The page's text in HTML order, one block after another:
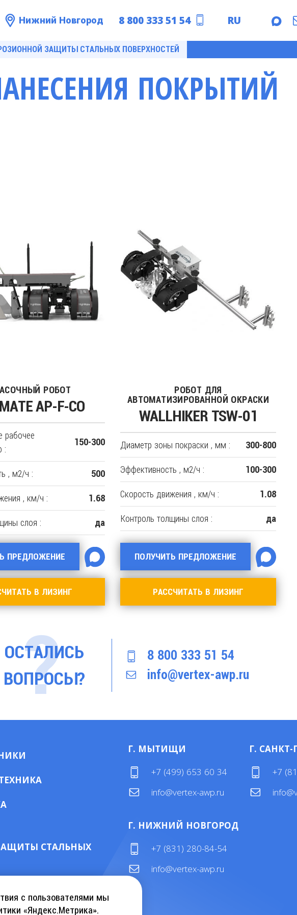
Нижний Новгород 8 800 333 51 54
RU
EN
ЗАЩИТЫ СТАЛЬНЫХ ПОВЕРХНОСТЕЙ
ПОКРЫТИЙ
РОБОТ
AP-F-CO
рабочее
:
150-300
, м2/ч : 500
, км/ч : 1.68
слоя : да
ПРЕДЛОЖЕНИЕ
В ЛИЗИНГ
РОБОТ ДЛЯ
АВТОМАТИЗИРОВАННОЙ ОКРАСКИ
WALLHIKER TSW-01
Диаметр зоны покраски , мм : 300-800
Эффективность , м2/ч : 100-300
Скорость движения , км/ч : 1.08
Контроль толщины слоя : да
ПОЛУЧИТЬ ПРЕДЛОЖЕНИЕ
РАССЧИТАТЬ В ЛИЗИНГ
ОСТАЛИСЬ
ВОПРОСЫ?
8 800 333 51 54
info@vertex-awp.ru
СТАЛЬНЫХ
KEBU CRANE
Г. МЫТИЩИ
+7 (499) 653 60 34
info@vertex-awp.ru
Г. НИЖНИЙ НОВГОРОД
+7 (831) 280-84-54
info@vertex-awp.ru
Г. САНКТ-
+7
с пользователями мы
«Яндекс.Метрика».